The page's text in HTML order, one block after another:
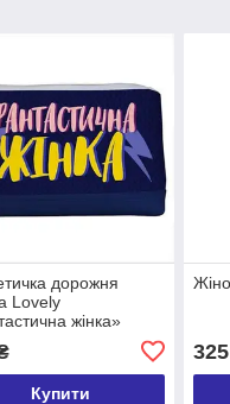
дорожня
Lovely
жінка»
Купити
325